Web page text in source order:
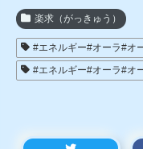
楽求（がっきゅう）
#エネルギー#オーラ#オ
#エネルギー#オーラ#オ